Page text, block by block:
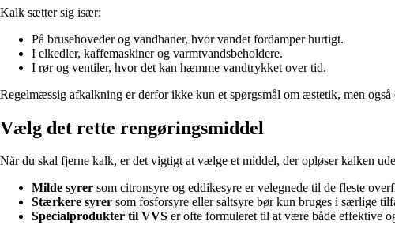
Kalk sætter sig især:
På brusehoveder og vandhaner, hvor vandet fordamper hurtigt.
I elkedler, kaffemaskiner og varmtvandsbeholdere.
I rør og ventiler, hvor det kan hæmme vandtrykket over tid.
Regelmæssig afkalkning er derfor ikke kun et spørgsmål om æstetik, men
Vælg det rette rengøringsmiddel
Når du skal fjerne kalk, er det vigtigt at vælge et middel, der opløser kalken
Milde syrer som citronsyre og eddikesyre er velegnede til de fleste
Stærkere syrer som fosforsyre eller saltsyre bør kun bruges i særlige
Specialprodukter til VVS er ofte formuleret til at være både effektive